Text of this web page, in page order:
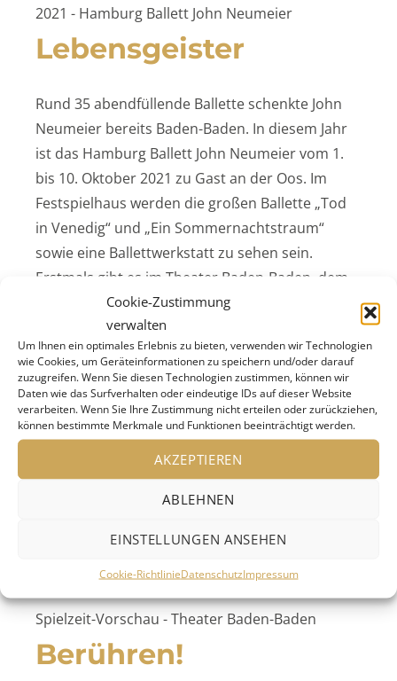
Cookie-Zustimmung
verwalten
Um Ihnen ein optimales Erlebnis zu bieten, verwenden wir Technologien
wie Cookies, um Geräteinformationen zu speichern und/oder darauf
zuzugreifen. Wenn Sie diesen Technologien zustimmen, können wir
Daten wie das Surfverhalten oder eindeutige IDs auf dieser Website
verarbeiten. Wenn Sie Ihre Zustimmung nicht erteilen oder zurückziehen,
können bestimmte Merkmale und Funktionen beeinträchtigt werden.
AKZEPTIEREN
ABLEHNEN
EINSTELLUNGEN ANSEHEN
Cookie-RichtlinieDatenschutzImpressum
2021 - Hamburg Ballett John Neumeier
Lebensgeister
Rund 35 abendfüllende Ballette schenkte John
Neumeier bereits Baden-Baden. In diesem Jahr
ist das Hamburg Ballett John Neumeier vom 1.
bis 10. Oktober 2021 zu Gast an der Oos. Im
Festspielhaus werden die großen Ballette „Tod
in Venedig“ und „Ein Sommernachtstraum“
sowie eine Ballettwerkstatt zu sehen sein.
Erstmals gibt es im Theater Baden-Baden, dem
Museum …„Lebensgeister“
weiterlesen
Spielzeit-Vorschau - Theater Baden-Baden
Berühren!